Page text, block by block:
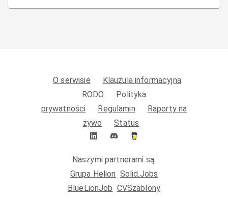
O serwisie
Klauzula informacyjna
RODO
Polityka
prywatności
Regulamin
Raporty na
żywo
Status
Naszymi partnerami są:
Grupa Helion Solid.Jobs
BlueLionJob CVSzablony